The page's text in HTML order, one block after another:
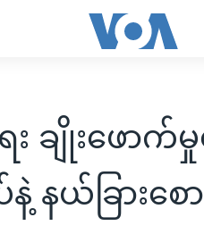
ချိုးဖော
နယ်ခြားစေ